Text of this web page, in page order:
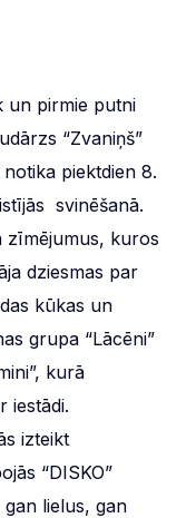
un pirmie putni
“Zvaniņš”
piektdien 8.
svinēšanā.
zīmējumus, kuros
dziesmas par
kūkas un
grupa “Lācēni”
kurā
iestādi.
izteikt
“DISKO”
lielus, gan